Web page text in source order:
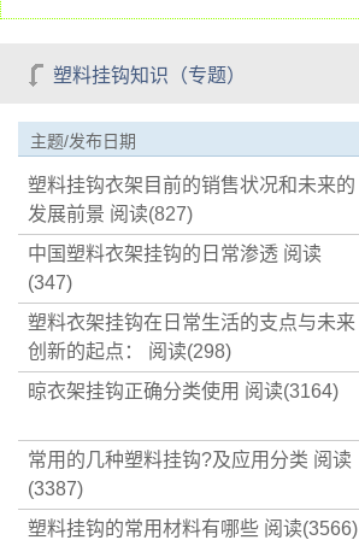
塑料挂钩知识（专题）
主题/发布日期
塑料挂钩衣架目前的销售状况和未来的
发展前景 阅读(827)
中国塑料衣架挂钩的日常渗透 阅读
(347)
塑料衣架挂钩在日常生活的支点与未来
创新的起点：
阅读(298)
晾衣架挂钩正确分类使用 阅读(3164)
常用的几种塑料挂钩?及应用分类 阅读
(3387)
塑料挂钩的常用材料有哪些 阅读(3566)